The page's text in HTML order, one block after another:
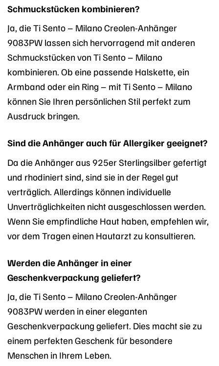
Schmuckstücken kombinieren?
Ja, die Ti Sento – Milano Creolen-Anhänger
9083PW lassen sich hervorragend mit anderen
Schmuckstücken von Ti Sento – Milano
kombinieren. Ob eine passende Halskette, ein
Armband oder ein Ring – mit Ti Sento – Milano
können Sie Ihren persönlichen Stil perfekt zum
Ausdruck bringen.
Sind die Anhänger auch für Allergiker geeignet?
Da die Anhänger aus 925er Sterlingsilber gefertigt
und rhodiniert sind, sind sie in der Regel gut
verträglich. Allerdings können individuelle
Unverträglichkeiten nicht ausgeschlossen werden.
Wenn Sie empfindliche Haut haben, empfehlen wir,
vor dem Tragen einen Hautarzt zu konsultieren.
Werden die Anhänger in einer
Geschenkverpackung geliefert?
Ja, die Ti Sento – Milano Creolen-Anhänger
9083PW werden in einer eleganten
Geschenkverpackung geliefert. Dies macht sie zu
einem perfekten Geschenk für besondere
Menschen in Ihrem Leben.